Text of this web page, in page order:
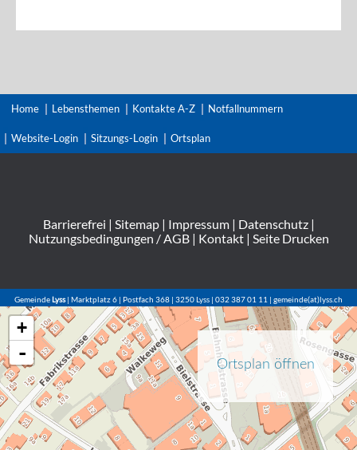
Home Lebensthemen Kontakte A-Z Notfallnummern
Website-Login Sitzungs-Login Ortsplan
Barrierefrei | Sitemap| Impressum| Datenschutz|
Nutzungsbedingungen / AGB| Kontakt| Seite Drucken
GemeindeLyss| Marktplatz 6 | Postfach 368 | 3250 Lyss | 032 387 01 11 | gemeinde(at)lyss.ch